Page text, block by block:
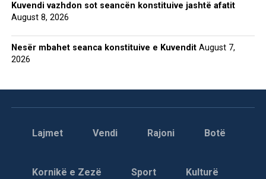
Kuvendi vazhdon sot seancën konstituive jashtë afatit
August 8, 2026
Nesër mbahet seanca konstituive e Kuvendit August 7,
2026
Lajmet Vendi Rajoni Botë
Kornikë e Zezë Sport Kulturë